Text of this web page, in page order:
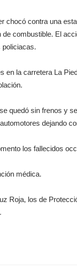
contra una
combustible. El
policiacas.
en la carretera La
quedó sin frenos y
dejando
los fallecidos
médica.
Roja, los de